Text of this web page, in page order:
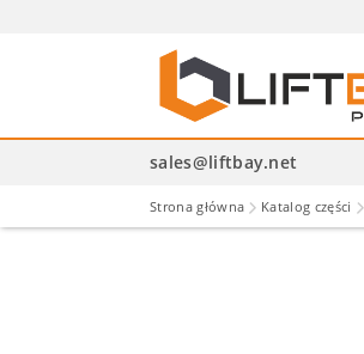
sales@liftbay.net
Strona główna Katalog części